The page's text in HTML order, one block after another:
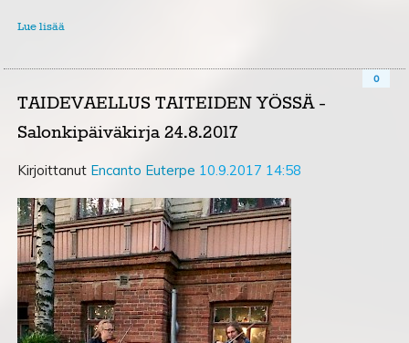
Lue lisää
0
TAIDEVAELLUS TAITEIDEN YÖSSÄ -
Salonkipäiväkirja 24.8.2017
Kirjoittanut Encanto Euterpe 10.9.2017 14:58